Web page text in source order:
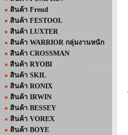
สินค้า Freud
สินค้า FESTOOL
สินค้า LUXTER
สินค้า WARRIOR กลุ่มงานหนัก
สินค้า CROSSMAN
สินค้า RYOBI
สินค้า SKIL
สินค้า RONIX
สินค้า IRWIN
สินค้า BESSEY
สินค้า VOREX
สินค้า BOYE